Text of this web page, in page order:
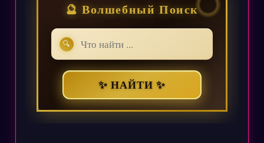
🔮 Волшебный Поиск
🔍
✨ НАЙТИ ✨